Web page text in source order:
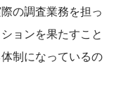
の調査業務を担っ
ョンを果たすこと
制になっているの